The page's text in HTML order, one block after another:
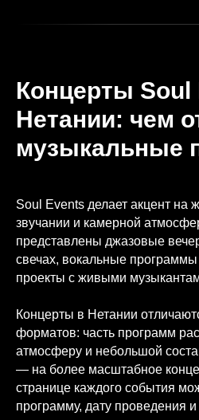
Концерты Soul
Нетании: чем
музыкальные
Soul Events делает акцент на
звучании и камерной
представлены джазовые
свечах, вокальные
проекты с живыми
Концерты в Нетании
форматов: часть программ
атмосферу и небольшой
— на более масштабное
странице каждого события
программу, дату проведения